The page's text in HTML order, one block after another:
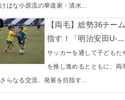
ばな小原流の華道家・清水...
【両毛】総勢36チー
指す！「明治安田U-...
サッカーを通して子どもた
を推し進めるとともに、両
らなる交流、発展を目指す...